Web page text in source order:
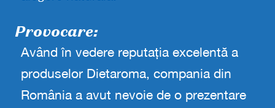
Provocare:
Având în vedere reputația excelentă a
produselor Dietaroma, compania din
România a avut nevoie de o prezentare